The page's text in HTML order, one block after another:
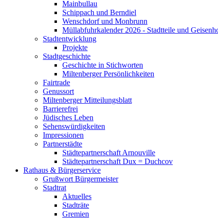
Mainbullau
Schippach und Berndiel
Wenschdorf und Monbrunn
Müllabfuhrkalender 2026 - Stadtteile und
Stadtentwicklung
Projekte
Stadtgeschichte
Geschichte in Stichworten
Miltenberger Persönlichkeiten
Fairtrade
Genussort
Miltenberger Mitteilungsblatt
Barrierefrei
Jüdisches Leben
Sehenswürdigkeiten
Impressionen
Partnerstädte
Städtepartnerschaft Arnouville
Städtepartnerschaft Dux = Duchcov
Rathaus & Bürgerservice
Grußwort Bürgermeister
Stadtrat
Aktuelles
Stadträte
Gremien